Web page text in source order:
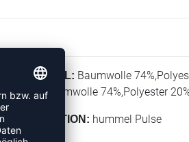
MATERIAL: Baumwolle
Total: Baumwolle 74%,Polyester
KOLLEKTION: hummel Pulse